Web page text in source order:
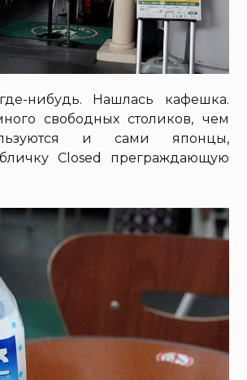
нибудь. Нашлась кафешка.
свободных столиков, чем
и сами японцы,
Closed преграждающую